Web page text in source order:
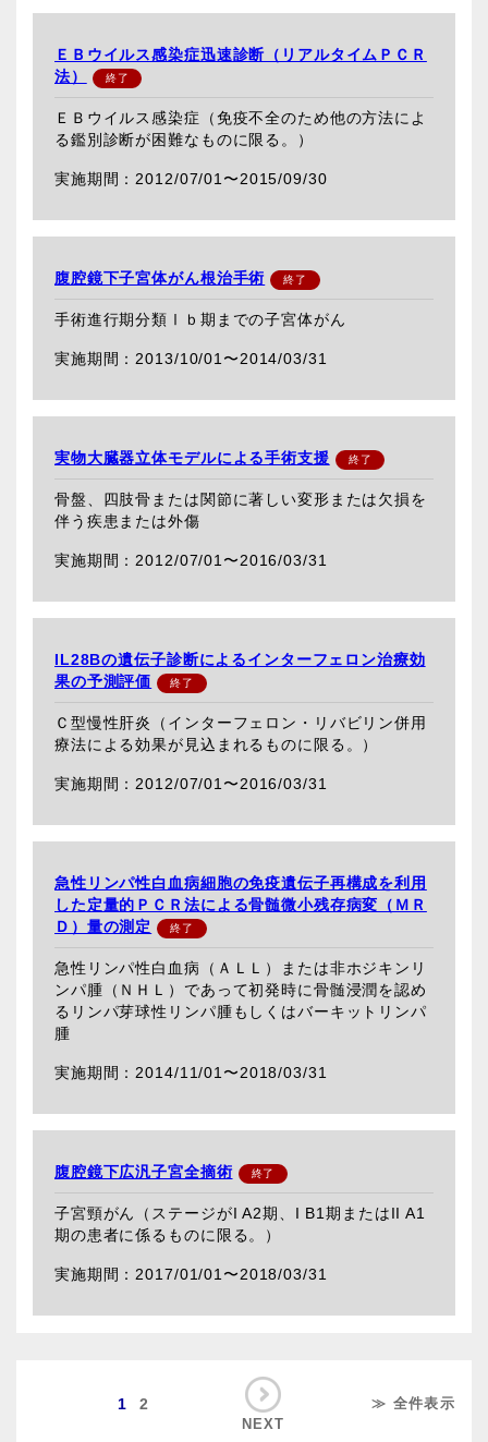
ＥＢウイルス感染症迅速診断（リアルタイムＰＣＲ
法）
ＥＢウイルス感染症（免疫不全のため他の方法によ
る鑑別診断が困難なものに限る。）
2012/07/01〜2015/09/30
腹腔鏡下子宮体がん根治手術
手術進行期分類Ⅰｂ期までの子宮体がん
2013/10/01〜2014/03/31
実物大臓器立体モデルによる手術支援
骨盤、四肢骨または関節に著しい変形または欠損を
伴う疾患または外傷
2012/07/01〜2016/03/31
IL28Bの遺伝子診断によるインターフェロン治療効
果の予測評価
Ｃ型慢性肝炎（インターフェロン・リバビリン併用
療法による効果が見込まれるものに限る。）
2012/07/01〜2016/03/31
急性リンパ性白血病細胞の免疫遺伝子再構成を利用
した定量的ＰＣＲ法による骨髄微小残存病変（ＭＲ
Ｄ）量の測定
急性リンパ性白血病（ＡＬＬ）または非ホジキンリ
ンパ腫（ＮＨＬ）であって初発時に骨髄浸潤を認め
るリンパ芽球性リンパ腫もしくはバーキットリンパ
腫
2014/11/01〜2018/03/31
腹腔鏡下広汎子宮全摘術
子宮頸がん（ステージがI A2期、I B1期またはII A1
期の患者に係るものに限る。）
2017/01/01〜2018/03/31
1 2
NEXT
≫ 全件表示